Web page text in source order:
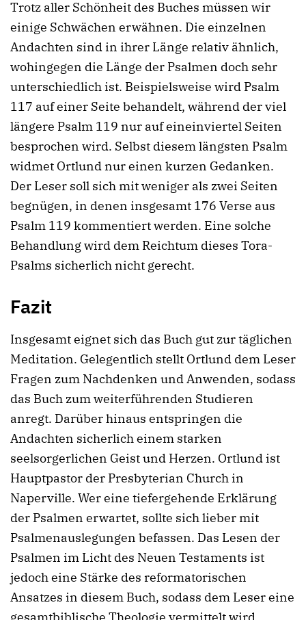
Trotz aller Schönheit des Buches müssen wir
einige Schwächen erwähnen. Die einzelnen
Andachten sind in ihrer Länge relativ ähnlich,
wohingegen die Länge der Psalmen doch sehr
unterschiedlich ist. Beispielsweise wird Psalm
117 auf einer Seite behandelt, während der viel
längere Psalm 119 nur auf eineinviertel Seiten
besprochen wird. Selbst diesem längsten Psalm
widmet Ortlund nur einen kurzen Gedanken.
Der Leser soll sich mit weniger als zwei Seiten
begnügen, in denen insgesamt 176 Verse aus
Psalm 119 kommentiert werden. Eine solche
Behandlung wird dem Reichtum dieses Tora-
Psalms sicherlich nicht gerecht.
Fazit
Insgesamt eignet sich das Buch gut zur täglichen
Meditation. Gelegentlich stellt Ortlund dem Leser
Fragen zum Nachdenken und Anwenden, sodass
das Buch zum weiterführenden Studieren
anregt. Darüber hinaus entspringen die
Andachten sicherlich einem starken
seelsorgerlichen Geist und Herzen. Ortlund ist
Hauptpastor der Presbyterian Church in
Naperville. Wer eine tiefergehende Erklärung
der Psalmen erwartet, sollte sich lieber mit
Psalmenauslegungen befassen. Das Lesen der
Psalmen im Licht des Neuen Testaments ist
jedoch eine Stärke des reformatorischen
Ansatzes in diesem Buch, sodass dem Leser eine